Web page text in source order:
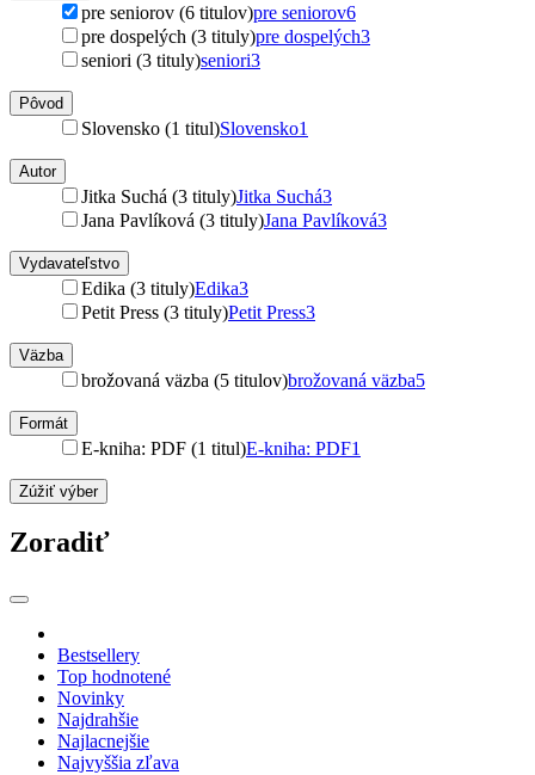
pre seniorov (6 titulov)pre seniorov6
pre dospelých (3 tituly)pre dospelých3
seniori (3 tituly)seniori3
Pôvod
Slovensko (1 titul)Slovensko1
Autor
Jitka Suchá (3 tituly)Jitka Suchá3
Jana Pavlíková (3 tituly)Jana Pavlíková3
Vydavateľstvo
Edika (3 tituly)Edika3
Petit Press (3 tituly)Petit Press3
Väzba
brožovaná väzba (5 titulov)brožovaná väzba5
Formát
E-kniha: PDF (1 titul)E-kniha: PDF1
Zúžiť výber
Zoradiť
Bestsellery
Top hodnotené
Novinky
Najdrahšie
Najlacnejšie
Najvyššia zľava